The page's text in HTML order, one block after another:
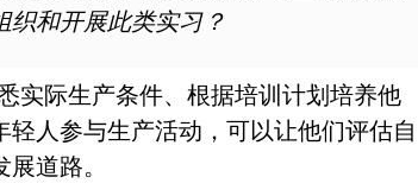
织和开展此类实习？
实际生产条件、根据培训计划培养他
人参与生产活动，可以让他们评估自
道路。